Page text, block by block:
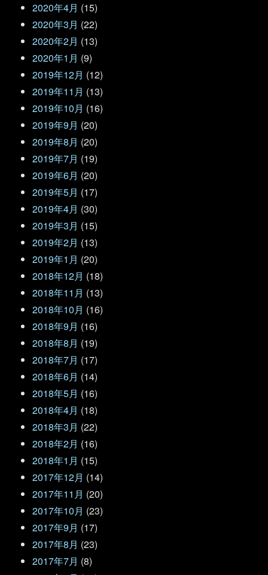
2020年4月 (15)
2020年3月 (22)
2020年2月 (13)
2020年1月 (9)
2019年12月 (12)
2019年11月 (13)
2019年10月 (16)
2019年9月 (20)
2019年8月 (20)
2019年7月 (19)
2019年6月 (20)
2019年5月 (17)
2019年4月 (30)
2019年3月 (15)
2019年2月 (13)
2019年1月 (20)
2018年12月 (18)
2018年11月 (13)
2018年10月 (16)
2018年9月 (16)
2018年8月 (19)
2018年7月 (17)
2018年6月 (14)
2018年5月 (16)
2018年4月 (18)
2018年3月 (22)
2018年2月 (16)
2018年1月 (15)
2017年12月 (14)
2017年11月 (20)
2017年10月 (23)
2017年9月 (17)
2017年8月 (23)
2017年7月 (8)